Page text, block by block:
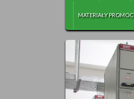
MATERIAŁY